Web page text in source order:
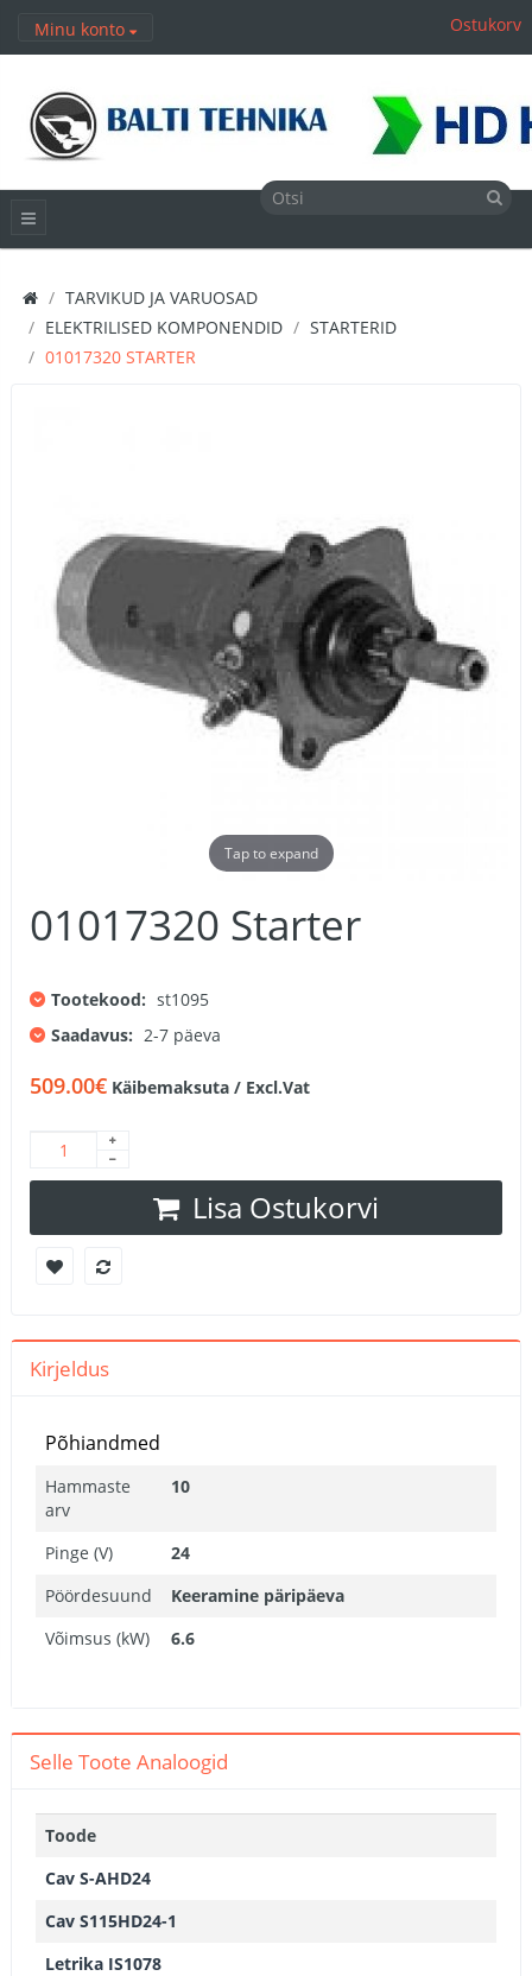
Minu konto Ostukorv
TARVIKUD JA VARUOSAD
ELEKTRILISED KOMPONENDID
STARTERID
01017320 STARTER
Tap to expand
01017320 Starter
Tootekood: st1095
Saadavus: 2-7 päeva
509.00€ Käibemaksuta / Excl.Vat
Lisa Ostukorvi
Kirjeldus
Põhiandmed
Hammaste
arv
10
Pinge (V)
24
Pöördesuund
Keeramine päripäeva
Võimsus (kW)
6.6
Selle Toote Analoogid
Toode
Cav S-AHD24
Cav S115HD24-1
Letrika IS1078